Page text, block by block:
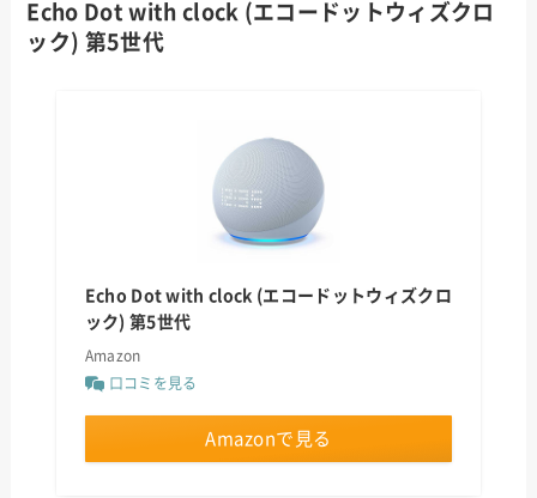
Echo Dot with clock (エコードットウィズクロ
ック) 第5世代
Echo Dot with clock (エコードットウィズクロ
ック) 第5世代
Amazon
口コミを見る
Amazonで見る